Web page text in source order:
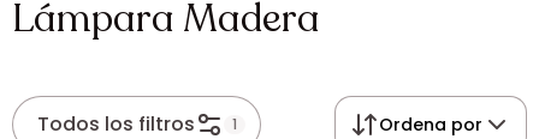
Lámpara Madera
Todos los filtros 1 Ordena por